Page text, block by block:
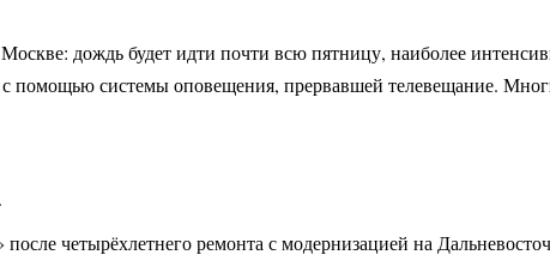
дождь будет идти почти всю пятницу, наиболее
помощью системы оповещения, прервавшей телевещание.
четырёхлетнего ремонта с модернизацией на